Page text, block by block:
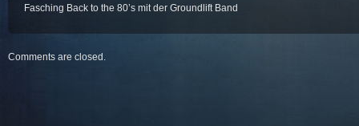
Fasching Back to the 80’s mit der Groundlift Band
Comments are closed.